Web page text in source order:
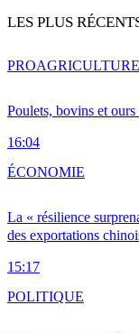
LES PLUS
Poulets, bovins et
16:04
PRO
La « résilience
des exportations
15:17
ÉCONOMIE
POLITIQUE